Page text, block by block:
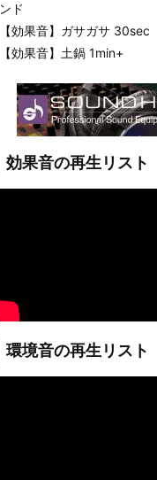
ンド
【効果音】ガサガサ 30sec
【効果音】土鍋 1min+
効果音の再生リスト
環境音の再生リスト